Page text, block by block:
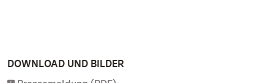
DOWNLOAD UND BILDER